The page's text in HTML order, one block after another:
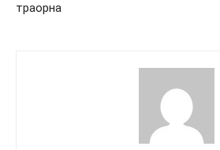
траорна